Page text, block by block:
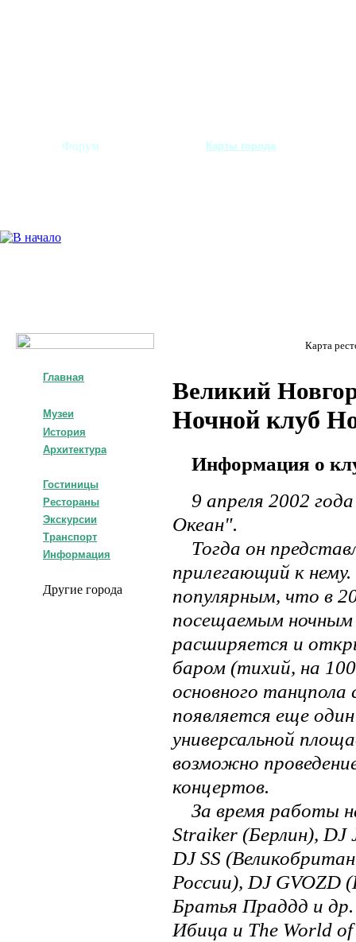
Форум Карты города
Главная
Музеи
История
Архитектура
Гостиницы
Рестораны
Экскурсии
Транспорт
Информация
Другие города
Карта
Великий
Ночной клуб
Информация о
9 апреля 2002
Океан".
Тогда он
прилегающий к
популярным, что в
посещаемым ночным
расширяется и
баром (тихий, на
основного танцпола
появляется еще
универсальной
возможно
концертов.
За время работы
Straiker (Берлин),
DJ SS
России), DJ GVOZD
Братья Праддд и др.
Ибица и The World